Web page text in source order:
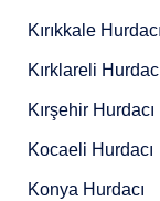
Kırıkkale Hurdacı
Kırklareli
Kırşehir Hurdacı
Kocaeli Hurdacı
Konya Hurdacı